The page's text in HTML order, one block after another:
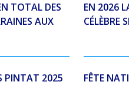
TOTAL DES
AUX
EN 2026
CÉLÈBRE
PINTAT 2025
FÊTE